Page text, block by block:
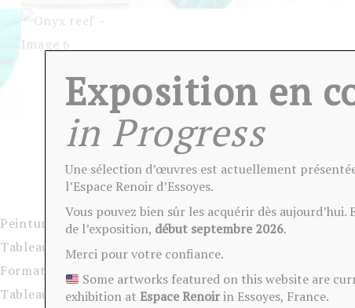
DESCRIPTION
Peinture unique d’inspiration minérale.
Tableau peint à la main, peinture acrylique, feuille à
Format rond de 50 cm, peut être accroché grâce à son
Tableau daté, signé et tamponné.
Exposition en
in Progress
Une sélection d’œuvres est actuellement
l’Espace Renoir d’Essoyes.
Vous pouvez bien sûr les acquérir dès
de l’exposition, début septembre 2026.
Merci pour votre confiance.
Some artworks featured on this website are
exhibition at Espace Renoirin Essoyes, France.